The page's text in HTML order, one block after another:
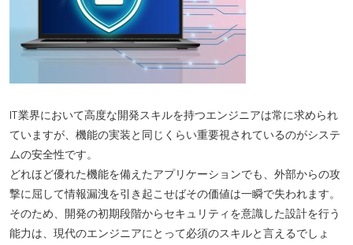
IT業界において高度な開発スキルを持つエンジニアは常に求められ
ていますが、機能の実装と同じくらい重要視されているのがシステ
ムの安全性です。
どれほど優れた機能を備えたアプリケーションでも、外部からの攻
撃に屈して情報漏洩を引き起こせばその価値は一瞬で失われます。
そのため、開発の初期段階からセキュリティを意識した設計を行う
能力は、現代のエンジニアにとって必須のスキルと言えるでしょ